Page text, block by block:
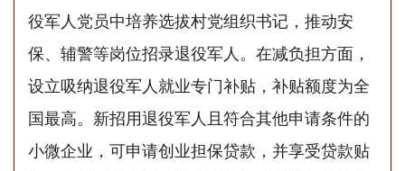
役军人党员中培养选拔村党组织书记，推动安
保、辅警等岗位招录退役军人。在减负担方面，
设立吸纳退役军人就业专门补贴，补贴额度为全
国最高。新招用退役军人且符合其他申请条件的
小微企业，可申请创业担保贷款，并享受贷款贴